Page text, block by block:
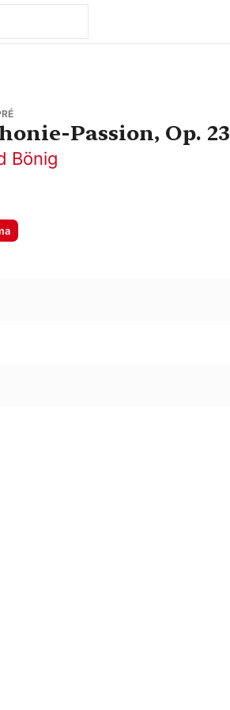
Passion, Op. 23
Bönig